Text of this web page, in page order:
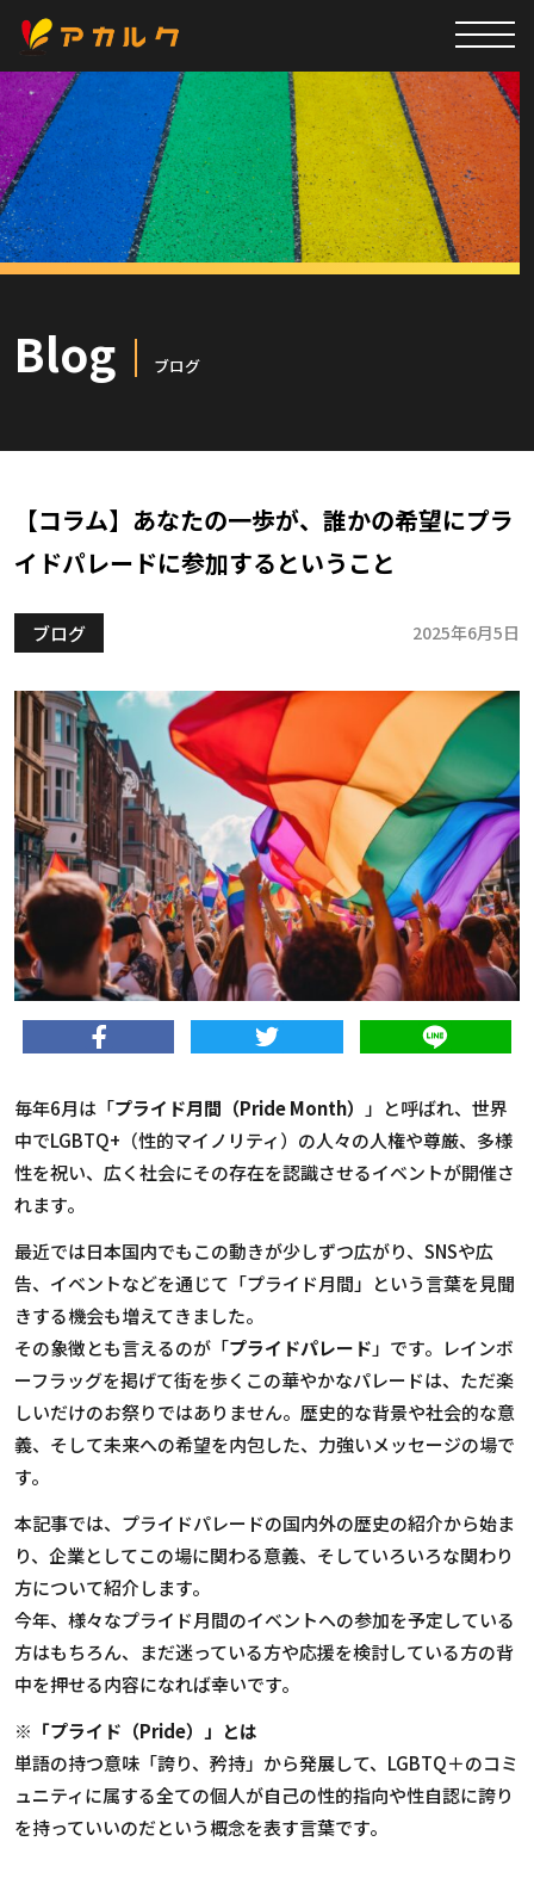
Blog ブログ
【コラム】あなたの一歩が、誰かの希望に――プラ
イドパレードに参加するということ
ブログ 2025年6月5日
毎年6月は「プライド月間（Pride Month）
」と呼ばれ、世界
中でLGBTQ+（性的マイノリティ）の人々の人権や尊厳、多様
性を祝い、広く社会にその存在を認識させるイベントが開催さ
れます。
最近では日本国内でもこの動きが少しずつ広がり、SNSや広
告、イベントなどを通じて「プライド月間」という言葉を見聞
きする機会も増えてきました。
その象徴とも言えるのが「プライドパレード 」です。レインボ
ーフラッグを掲げて街を歩くこの華やかなパレードは、ただ楽
しいだけのお祭りではありません。歴史的な背景や社会的な意
義、そして未来への希望を内包した、力強いメッセージの場で
す。
本記事では、プライドパレードの国内外の歴史の紹介から始ま
り、企業としてこの場に関わる意義、そしていろいろな関わり
方について紹介します。
今年、様々なプライド月間のイベントへの参加を予定している
方はもちろん、まだ迷っている方や応援を検討している方の背
中を押せる内容になれば幸いです。
※「プライド（Pride）」とは
単語の持つ意味「誇り、矜持」から発展して、LGBTQ＋のコミ
ュニティに属する全ての個人が自己の性的指向や性自認に誇り
を持っていいのだという概念を表す言葉です。